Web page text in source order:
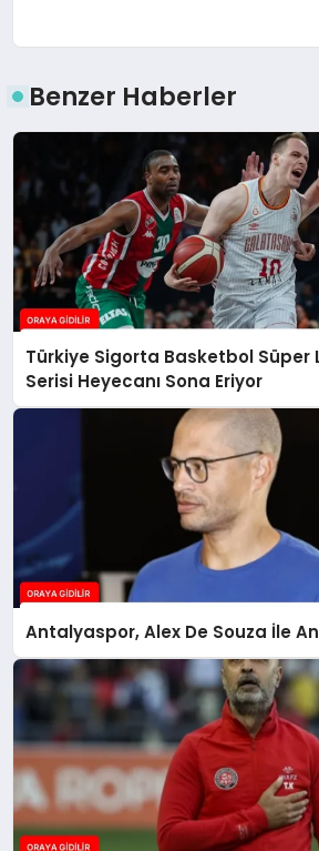
Benzer Haberler
Türkiye Sigorta Basketbol Süper
Serisi Heyecanı Sona Eriyor
Antalyaspor, Alex De Souza İle